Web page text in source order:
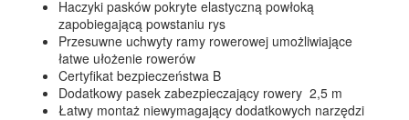
Haczyki pasków pokryte elastyczną powłoką
zapobiegającą powstaniu rys
Przesuwne uchwyty ramy rowerowej umożliwiające
łatwe ułożenie rowerów
Certyfikat bezpieczeństwa B
Dodatkowy pasek zabezpieczający rowery 2,5 m
Łatwy montaż niewymagający dodatkowych narzędzi